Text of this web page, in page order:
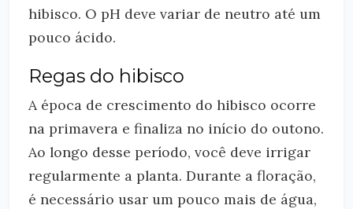
hibisco. O pH deve variar de neutro até um
pouco ácido.
Regas do hibisco
A época de crescimento do hibisco ocorre
na primavera e finaliza no início do outono.
Ao longo desse período, você deve irrigar
regularmente a planta. Durante a floração,
é necessário usar um pouco mais de água,